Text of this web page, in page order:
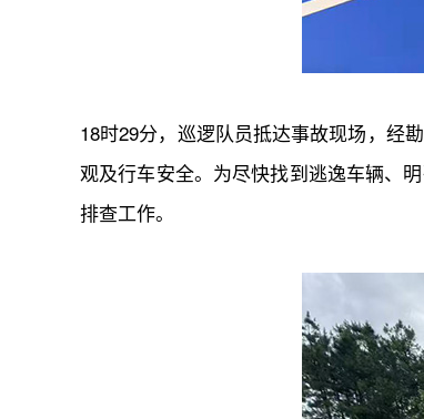
18时29分，巡逻队员抵达事故现场，经
观及行车安全。为尽快找到逃逸车辆、
排查工作。